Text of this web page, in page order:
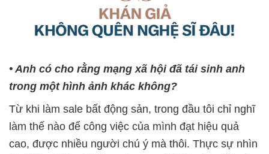
• Anh có cho rằng mạng xã hội đã tái sinh anh
trong một hình ảnh khác không?
Từ khi làm sale bất động sản, trong đầu tôi chỉ nghĩ
làm thế nào để công việc của mình đạt hiệu quả
cao, được nhiều người chú ý mà thôi. Thực sự nhìn